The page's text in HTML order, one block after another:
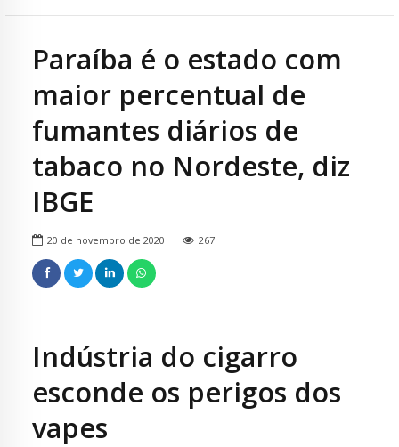
Paraíba é o estado com
maior percentual de
fumantes diários de
tabaco no Nordeste, diz
IBGE
20 de novembro de 2020 267
Indústria do cigarro
esconde os perigos dos
vapes